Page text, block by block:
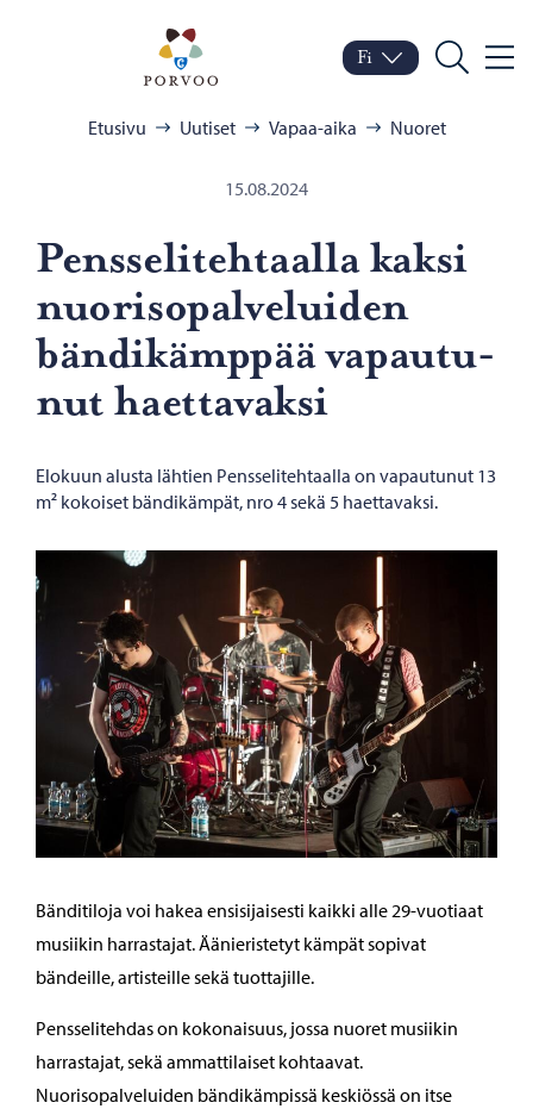
Porvoo – Siirry
Vaihda kieltä
Nykyinen kieli: Suomi
Fi
Hae
Etusivu Uutiset Vapaa-aika Nuoret
15.08.2024
Pens­se­li­teh­taal­la kaksi
nuo­ri­so­pal­ve­lui­den
bän­di­kämp­pää va­pau­tu­
nut haet­ta­vak­si
Elokuun alusta lähtien Pensselitehtaalla on vapautunut 13
m² kokoiset bändikämpät, nro 4 sekä 5 haettavaksi.
Bänditiloja voi hakea ensisijaisesti kaikki alle 29-vuotiaat
musiikin harrastajat. Äänieristetyt kämpät sopivat
bändeille, artisteille sekä tuottajille.
Pensselitehdas on kokonaisuus, jossa nuoret musiikin
harrastajat, sekä ammattilaiset kohtaavat.
Nuorisopalveluiden bändikämpissä keskiössä on itse